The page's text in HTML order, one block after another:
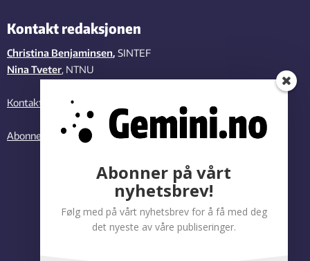
Kontakt redaksjonen
Christina Benjaminsen, SINTEF
Nina Tveter, NTNU
Kontakt oss
Abonner på vårt nyhetsbrev
Abonner på vårt
nyhetsbrev!
Følg med på vårt nyhetsbrev for å få med deg
det nyeste av våre publiseringer.